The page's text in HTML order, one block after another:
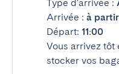
Type d'arrivée :
Arrivée : à
Départ: 11:00
Vous arrivez tôt
stocker vos